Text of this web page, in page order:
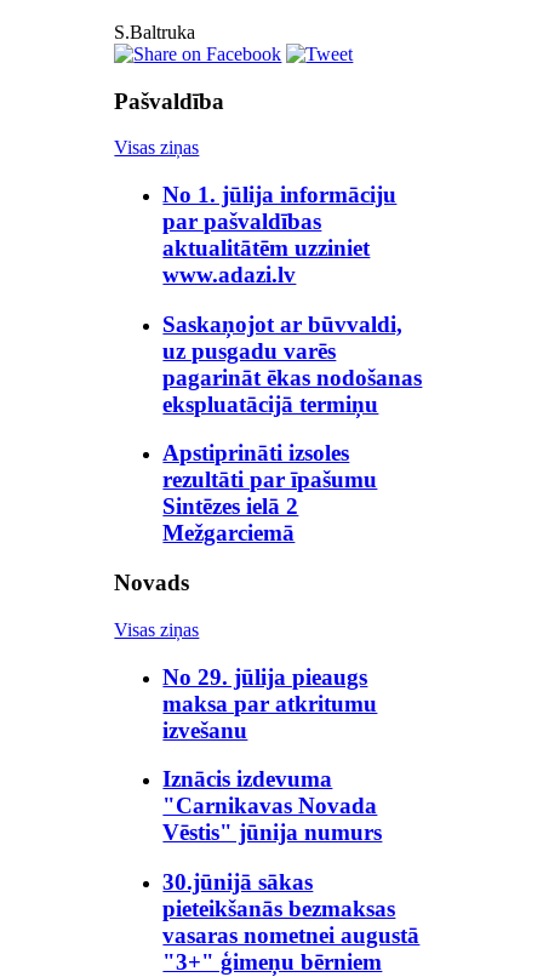
S.Baltruka
Pašvaldība
Visas ziņas
No 1. jūlija informāciju
par pašvaldības
aktualitātēm uzziniet
www.adazi.lv
Saskaņojot ar būvvaldi,
uz pusgadu varēs
pagarināt ēkas nodošanas
ekspluatācijā termiņu
Apstiprināti izsoles
rezultāti par īpašumu
Sintēzes ielā 2
Mežgarciemā
Novads
Visas ziņas
No 29. jūlija pieaugs
maksa par atkritumu
izvešanu
Iznācis izdevuma
"Carnikavas Novada
Vēstis" jūnija numurs
30.jūnijā sākas
pieteikšanās bezmaksas
vasaras nometnei augustā
"3+" ģimeņu bērniem